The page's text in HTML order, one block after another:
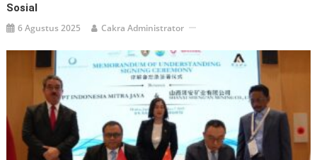
Sosial
6 Agustus 2025 Cakra Administrator